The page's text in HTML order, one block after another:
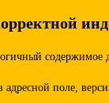
поле,